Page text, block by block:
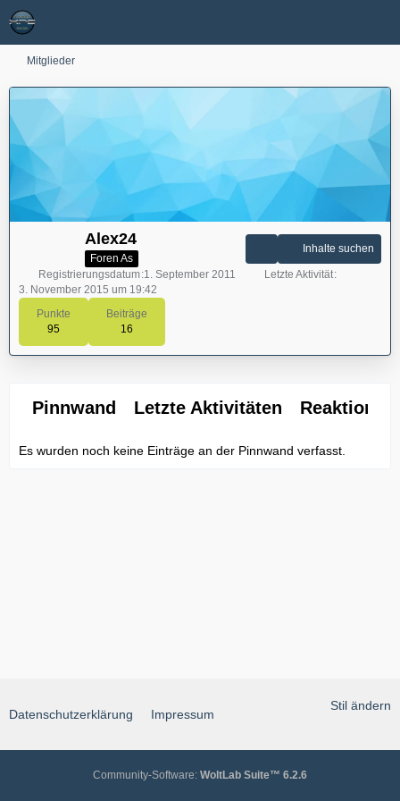
Mitglieder
Alex24
Foren As
Punkte
95
Beiträge
16
Inhalte suchen
Registrierungsdatum 1. September 2011
Letzte Aktivität
3. November 2015 um 19:42
Pinnwand Letzte Aktivitäten Reaktionen
Es wurden noch keine Einträge an der Pinnwand verfasst.
Stil ändern
Datenschutzerklärung Impressum
Community-Software: WoltLab Suite™ 6.2.6